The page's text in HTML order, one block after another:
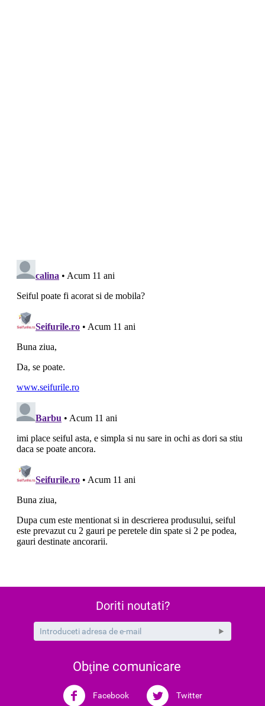
Doriti noutati?
Obţine comunicare
Facebook Twitter